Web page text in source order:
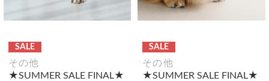
SALE
その他
★SUMMER SALE FINAL★
SALE
その他
★SUMMER SALE FINAL★